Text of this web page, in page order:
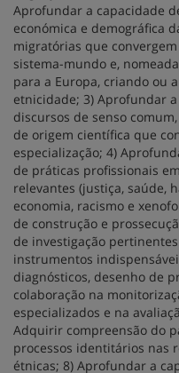
Aprofundar a capacidade
económica e demográfica
migratórias que
sistema-mundo e,
para a Europa, criando ou
etnicidade; 3) Aprofundar
discursos de senso
de origem científica que
especialização; 4)
de práticas profissionais
relevantes (justiça, saúde,
economia, racismo e
de construção e
de investigação
instrumentos
diagnósticos, desenho de
colaboração na
especializados e na
Adquirir compreensão do
processos identitários nas
étnicas; 8) Aprofundar a